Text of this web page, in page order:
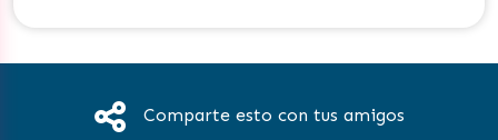
Comparte esto con tus amigos